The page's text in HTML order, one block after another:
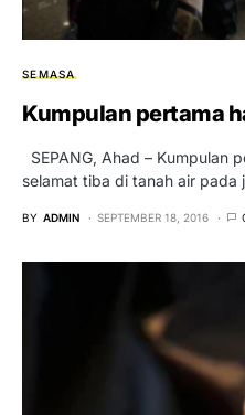
SEMASA
Kumpulan pertama
SEPANG, Ahad – Kumpulan
selamat tiba di tanah air pada
BY ADMIN SEPTEMBER 18, 2016